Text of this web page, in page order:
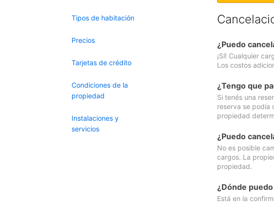
Tipos de habitación
Precios
Tarjetas de crédito
Condiciones de la
propiedad
Instalaciones y
servicios
¿Puedo
¡Sí! Cualquier
Los costos
¿Tengo que
Si tenés una
reserva se podía
propiedad
¿Puedo
No es posible
cargos. La
propiedad.
¿Dónde
Está en la